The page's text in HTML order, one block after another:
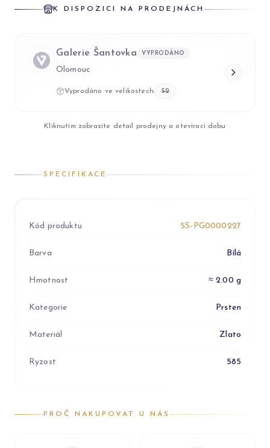
K DISPOZICI NA PRODEJNÁCH
Galerie Šantovka VYPRODÁNO
Olomouc
Vyprodáno ve velikostech: 52
Kliknutím zobrazíte detail prodejny a otevírací dobu
SPECIFIKACE
Kód produktu 5S-PG0000227
Barva Bílá
Hmotnost ≈ 2.00 g
Kategorie Prsten
Materiál Zlato
Ryzost 585
PROČ NAKUPOVAT U NÁS